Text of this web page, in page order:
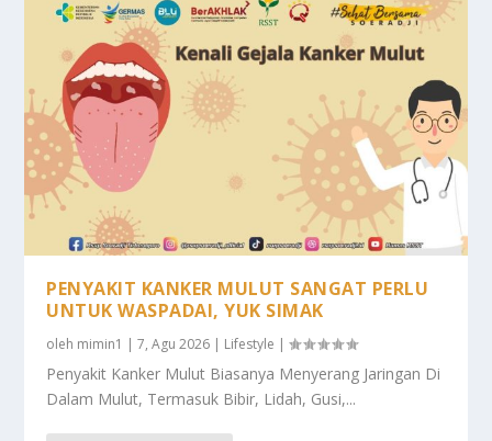
PENYAKIT KANKER MULUT SANGAT PERLU
UNTUK WASPADAI, YUK SIMAK
oleh mimin1 |7, Agu 2026 | Lifestyle |
Penyakit Kanker Mulut Biasanya Menyerang Jaringan Di
Dalam Mulut, Termasuk Bibir, Lidah, Gusi,...